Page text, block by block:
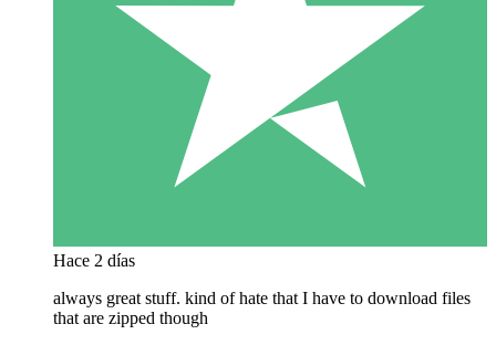
Hace 2 días
always great stuff. kind of hate that I have to download files
that are zipped though